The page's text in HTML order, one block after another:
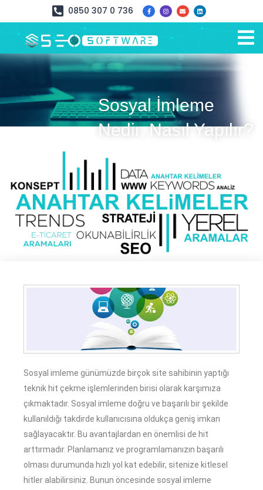
0850 307 0 736
Sosyal İmleme
Nedir, Nasıl Yapılır?
Sosyal imleme günümüzde birçok site sahibinin yaptığı
teknik hit çekme işlemlerinden birisi olarak karşımıza
çıkmaktadır. Sosyal imleme doğru ve başarılı bir şekilde
kullanıldığı takdirde kullanıcısına oldukça geniş imkan
sağlayacaktır. Bu avantajlardan en önemlisi de hit
arttırmadır. Planlamanız ve programlamanızın başarılı
olması durumunda hızlı yol kat edebilir, sitenize kitlesel
hitler alabilirsiniz. Bunun öncesinde sosyal imleme